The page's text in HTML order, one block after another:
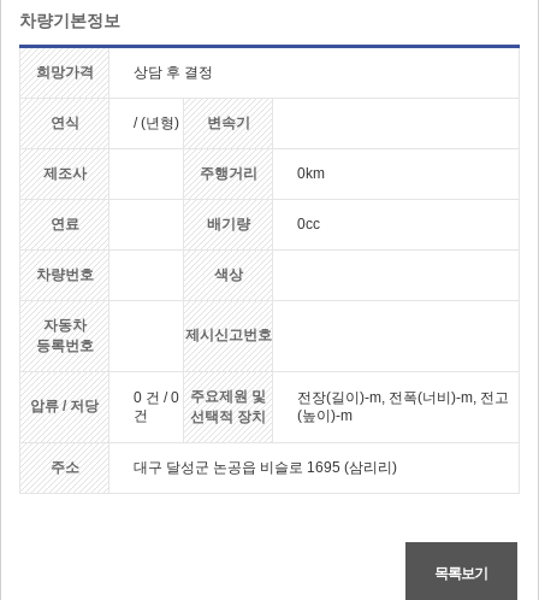
차량기본정보
희망가격 상담 후 결정
연식 / (년형) 변속기
제조사 주행거리 0km
연료 배기량 0cc
차량번호 색상
자동차
등록번호
제시신고번호
압류 / 저당
0 건 / 0
건
주요제원 및
선택적 장치
전장(길이)-m, 전폭(너비)-m, 전고
(높이)-m
주소 대구 달성군 논공읍 비슬로 1695 (삼리리)
목록보기